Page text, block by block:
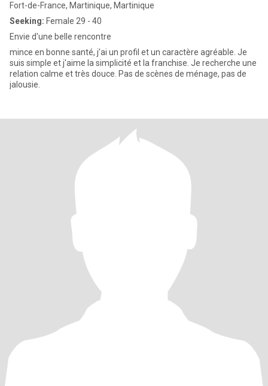
Fort-de-France, Martinique, Martinique
Seeking: Female 29 - 40
Envie d'une belle rencontre
mince en bonne santé, j'ai un profil et un caractère agréable. Je
suis simple et j'aime la simplicité et la franchise. Je recherche une
relation calme et très douce. Pas de scènes de ménage, pas de
jalousie.